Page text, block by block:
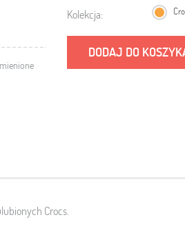
Kolekcja:
DODAJ DO
Crocs.